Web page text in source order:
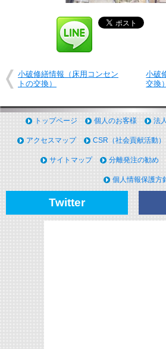
小破修繕情報（床用コンセン
トの交換）
小破
交換）
トップページ 個人のお客様 法
アクセスマップ CSR（社会貢献活動）
サイトマップ 分離発注の勧め
個人情報保護方
Twitter